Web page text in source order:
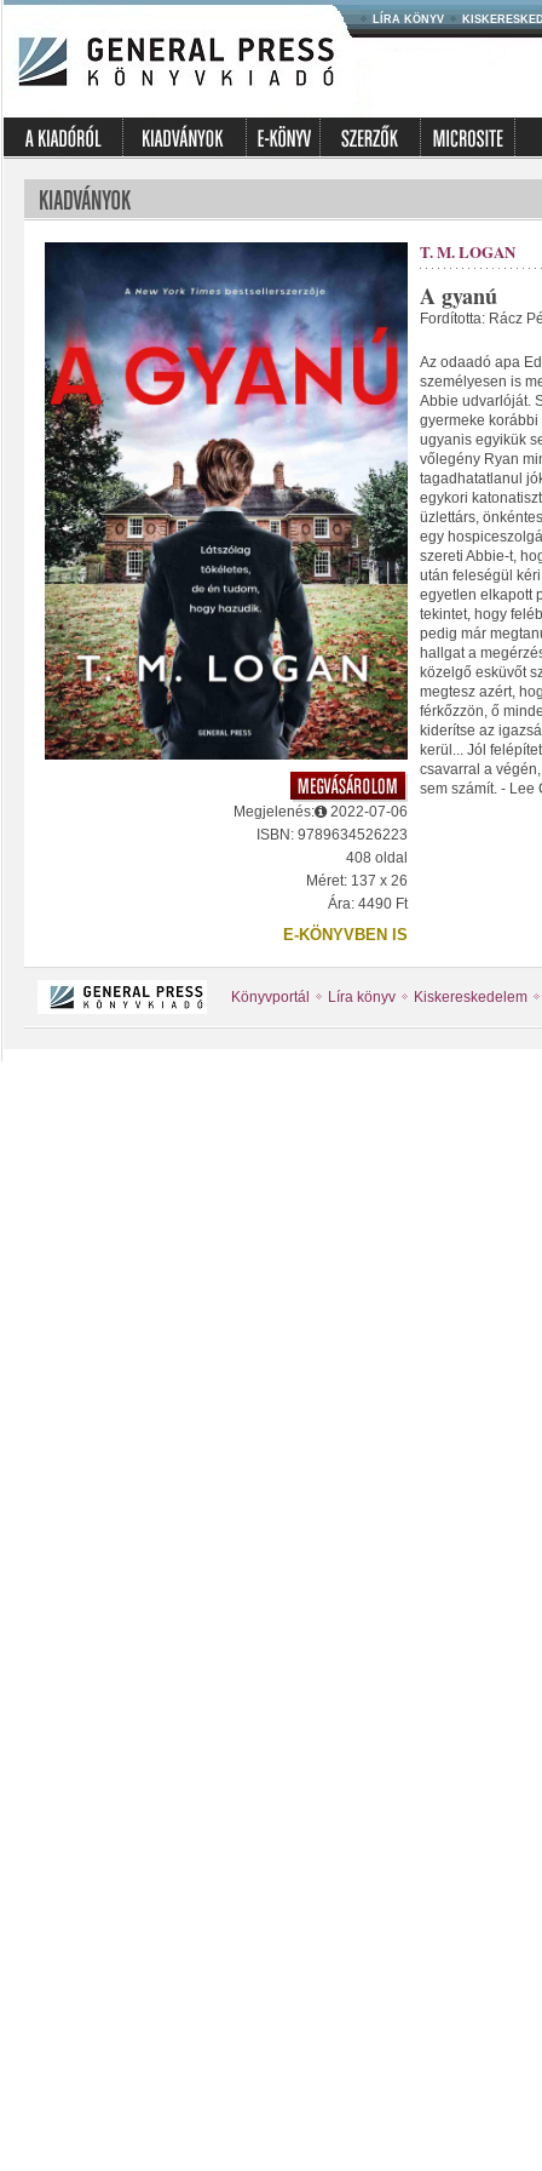
LÍRA KÖNYV
Megjelenés:
2022-07-06
ISBN: 9789634526223
408 oldal
Méret: 137 x 26
Ára: 4490 Ft
E-KÖNYVBEN IS
T. M. LOGAN
A gyanú
Fordította: Rácz
Az odaadó apa
személyesen is
Abbie udvarlóját.
gyermeke
ugyanis egyikük
vőlegény Ryan
tagadhatatlanul
egykori
üzlettárs,
egy
szereti Abbie-t,
után feleségül
egyetlen elkapott
tekintet, hogy
pedig már
hallgat a
közelgő esküvőt
megtesz azért,
férkőzzön, ő
kiderítse az
kerül... Jól
csavarral a
sem számít. - Lee
Könyvportál Líra könyv Kiskereskedelem